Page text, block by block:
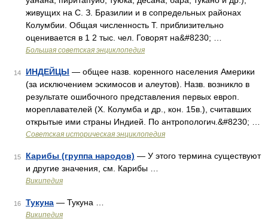
живущих на С. З. Бразилии и в сопредельных районах
Колумбии. Общая численность Т. приблизительно
оценивается в 1 2 тыс. чел. Говорят на&#8230; …
Большая советская энциклопедия
14 ИНДЕЙЦЫ — общее назв. коренного населения Америки
(за исключением эскимосов и алеутов). Назв. возникло в
результате ошибочного представления первых европ.
мореплавателей (Х. Колумба и др., кон. 15в.), считавших
открытые ими страны Индией. По антропологич.&#8230; …
Советская историческая энциклопедия
15 Карибы (группа народов) — У этого термина существуют
и другие значения, см. Карибы …
Википедия
16 Тукуна — Тукуна …
Википедия